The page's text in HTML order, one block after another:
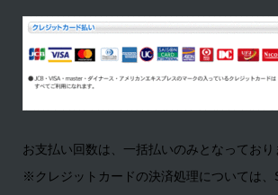
お支払い回数は、一括払いのみとなっており
※クレジットカードの決済処理については、